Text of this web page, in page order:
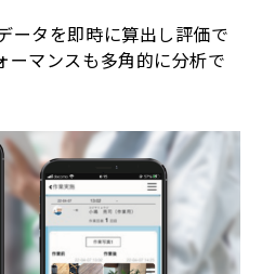
ータを即時に算出し評価で
ーマンスも多角的に分析で